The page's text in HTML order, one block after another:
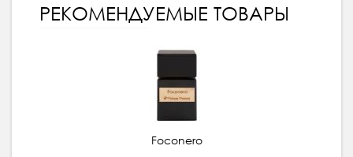
РЕКОМЕНДУЕМЫЕ ТОВАРЫ
Foconero